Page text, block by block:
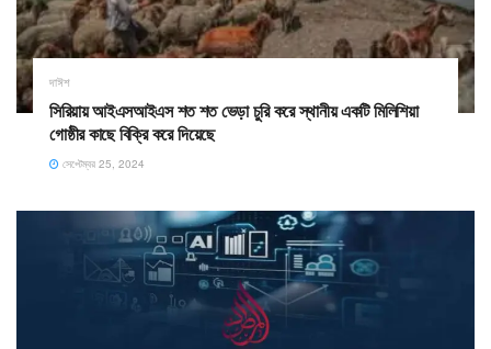
দাঈশ
সিরিয়ায় আইএসআইএস শত শত ভেড়া চুরি করে স্থানীয় একটি মিলিশিয়া
গোষ্ঠীর কাছে বিক্রি করে দিয়েছে
সেপ্টেম্বর 25, 2024